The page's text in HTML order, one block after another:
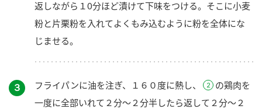
返しながら１0分ほど漬けて下味をつける。そこに小麦
粉と片栗粉を入れてよくもみ込むように粉を全体にな
じませる。
３ フライパンに油を注ぎ、１６０度に熱し、
の鶏肉を
一度に全部いれて２分～２分半したら返して２分～２